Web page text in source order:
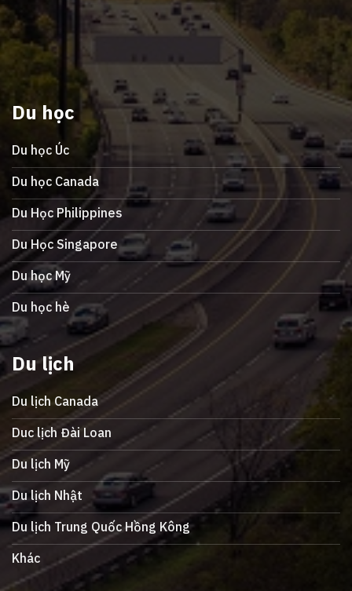
Du học
Du học Úc
Du học Canada
Du Học Philippines
Du Học Singapore
Du học Mỹ
Du học hè
Du lịch
Du lịch Canada
Duc lịch Đài Loan
Du lịch Mỹ
Du lịch Nhật
Du lịch Trung Quốc Hồng Kông
Khác